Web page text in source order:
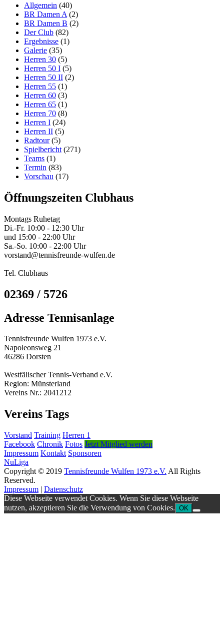
Allgemein (40)
BR Damen A (2)
BR Damen B (2)
Der Club (82)
Ergebnisse (1)
Galerie (35)
Herren 30 (5)
Herren 50 I (5)
Herren 50 II (2)
Herren 55 (1)
Herren 60 (3)
Herren 65 (1)
Herren 70 (8)
Herren I (24)
Herren II (5)
Radtour(5)
Spielbericht (271)
Teams (1)
Termin (83)
Vorschau (17)
Öffnungszeiten Clubhaus
Montags Ruhetag
Di.-Fr. 10:00 - 12:30 Uhr
und 15:00 - 22:00 Uhr
Sa.-So. 10:00 - 22:00 Uhr
vorstand@tennisfreunde-wulfen.de
Tel. Clubhaus
02369 / 5726
Adresse Tennisanlage
Tennisfreunde Wulfen 1973 e.V.
Napoleonsweg 21
46286 Dorsten
Westfälischer Tennis-Verband e.V.
Region: Münsterland
Vereins Nr.: 2041212
Vereins Tags
Vorstand Training Herren 1
Facebook Chronik Fotos Jetzt Mitglied werden
Impressum Kontakt Sponsoren
NuLiga
Copyright © 2019 Tennisfreunde Wulfen 1973 e.V. All Rights
Reserved.
Impressum | Datenschutz
Diese Webseite verwendet Cookies. Wenn Sie diese Webseite
nutzen, akzeptieren Sie die Verwendung von Cookies. OK